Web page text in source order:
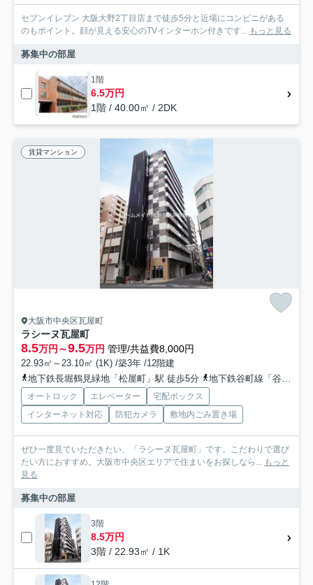
セブンイレブン 大阪大野2丁目店まで徒歩5分と近場にコンビニがある
のもポイント。顔が見える安心のTVインターホン付きです...
もっと見る
募集中の部屋
1階
6.5万円
1階 / 40.00㎡ / 2DK
賃貸マンション
大阪市中央区瓦屋町
ラシーヌ瓦屋町
8.5万円～9.5万円 管理/共益費8,000円
22.93㎡～23.10㎡ (1K) /築3年 /12階建
地下鉄長堀鶴見緑地「松屋町」駅 徒歩5分
地下鉄谷町線「谷町六丁目」駅 徒歩10分
オートロック エレベーター
宅配ボックス
インターネット対応
防犯カメラ 敷地内ごみ置き場
ぜひ一度見ていただきたい、「ラシーヌ瓦屋町」です。こだわりで選び
たい方におすすめ。大阪市中央区エリアで住まいをお探しなら...
もっと
見る
募集中の部屋
3階
8.5万円
3階 / 22.93㎡ / 1K